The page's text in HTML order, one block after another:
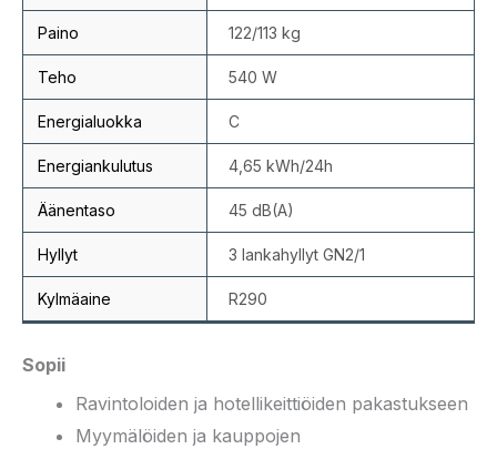
Paino 122/113 kg
Teho 540 W
Energialuokka C
Energiankulutus 4,65 kWh/24h
Äänentaso 45 dB(A)
Hyllyt 3 lankahyllyt GN2/1
Kylmäaine R290
Sopii
Ravintoloiden ja hotellikeittiöiden pakastukseen
Myymälöiden ja kauppojen